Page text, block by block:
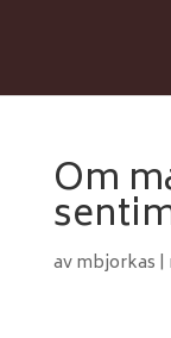
Om
avmbjorkas |